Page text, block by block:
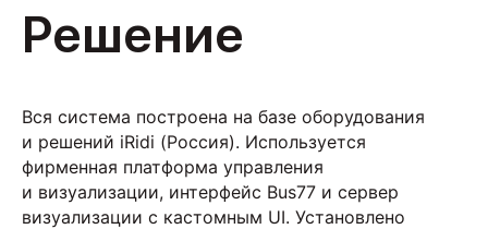
Решение
Вся система построена на базе оборудования
и решений iRidi (Россия). Используется
фирменная платформа управления
и визуализации, интерфейс Bus77 и сервер
визуализации с кастомным UI. Установлено